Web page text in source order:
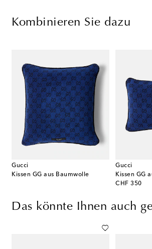
Kombinieren Sie dazu
Gucci
Kissen GG aus Baumwolle
Gucci
Kissen GG
CHF 350
original price
Das könnte Ihnen auch